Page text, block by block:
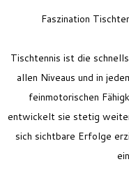
Faszination
Tischtennis ist die
allen Niveaus und in
feinmotorischen
entwickelt sie stetig
sich sichtbare Erfolge